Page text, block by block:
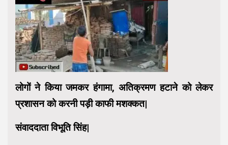
लोगों ने किया जमकर हंगामा, अतिक्रमण हटाने को लेकर
प्रशासन को करनी पड़ी काफी मशक्कत|
संवाददाता विभूति सिंह|